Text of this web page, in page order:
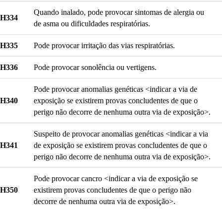
H334
Quando inalado, pode provocar sintomas de alergia ou
de asma ou dificuldades respiratórias.
H335 Pode provocar irritação das vias respiratórias.
H336 Pode provocar sonolência ou vertigens.
H340
Pode provocar anomalias genéticas <indicar a via de
exposição se existirem provas concludentes de que o
perigo não decorre de nenhuma outra via de exposição>.
H341
Suspeito de provocar anomalias genéticas <indicar a via
de exposição se existirem provas concludentes de que o
perigo não decorre de nenhuma outra via de exposição>.
H350
Pode provocar cancro <indicar a via de exposição se
existirem provas concludentes de que o perigo não
decorre de nenhuma outra via de exposição>.